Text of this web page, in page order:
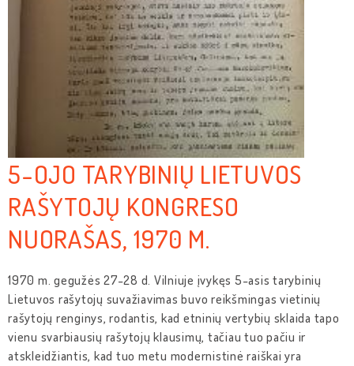
5-OJO TARYBINIŲ LIETUVOS
RAŠYTOJŲ KONGRESO
NUORAŠAS, 1970 M.
1970 m. gegužės 27-28 d. Vilniuje įvykęs 5-asis tarybinių
Lietuvos rašytojų suvažiavimas buvo reikšmingas vietinių
rašytojų renginys, rodantis, kad etninių vertybių sklaida tapo
vienu svarbiausių rašytojų klausimų, tačiau tuo pačiu ir
atskleidžiantis, kad tuo metu modernistinė raiškai yra